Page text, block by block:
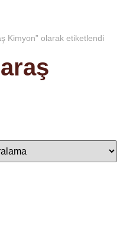
Kimyon” olarak etiketlendi